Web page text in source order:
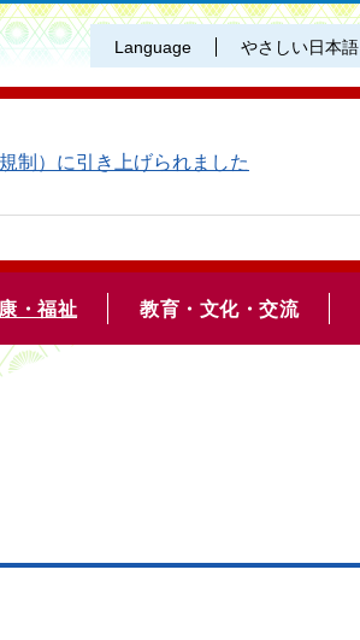
Language やさしい日本語
制）に引き上げられました
・福祉 教育・文化・交流